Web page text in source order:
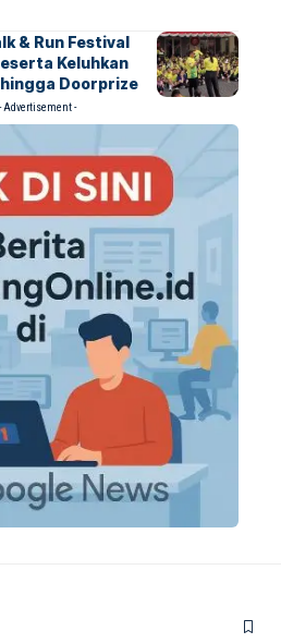
& Run Festival
Keluhkan
Doorprize
- Advertisement -